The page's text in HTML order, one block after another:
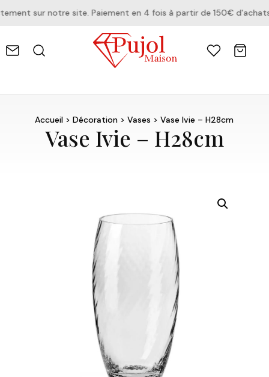
sur notre site. Paiement en 4 fois à partir de 150€
Accueil >Décoration >Vases > Vase Ivie – H28cm
Vase Ivie – H28cm